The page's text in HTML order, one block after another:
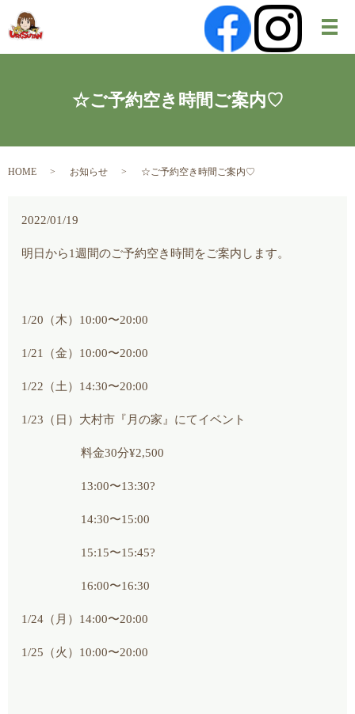
メ
☆ご予約空き時間ご案内♡
HOME お知らせ ☆ご予約空き時間ご案内♡
2022/01/19
明日から1週間のご予約空き時間をご案内します。
1/20（木）10:00〜20:00
1/21（金）10:00〜20:00
1/22（土）14:30〜20:00
1/23（日）大村市『月の家』にてイベント
料金30分¥2,500
13:00〜13:30?
14:30〜15:00
15:15〜15:45?
16:00〜16:30
1/24（月）14:00〜20:00
1/25（火）10:00〜20:00